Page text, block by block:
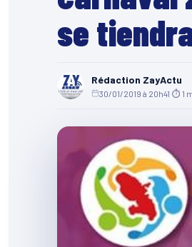
se
Rédaction ZayActu
30/01/2019 à 20h41 ⏱ 1